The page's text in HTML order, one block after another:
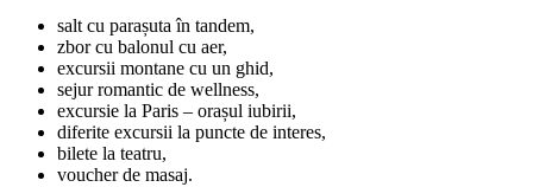
salt cu parașuta în tandem,
zbor cu balonul cu aer,
excursii montane cu un ghid,
sejur romantic de wellness,
excursie la Paris – orașul iubirii,
diferite excursii la puncte de interes,
bilete la teatru,
voucher de masaj.